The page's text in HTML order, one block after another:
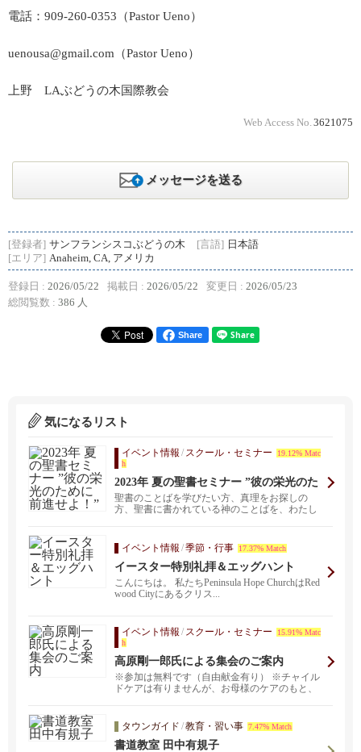
電話：909-260-0353（Pastor Ueno）
uenousa@gmail.com（Pastor Ueno）
上野 LAぶどうの木国際教会
Web Access No. 3621075
メッセージを送る
[登録者] サンフランシスコぶどうの木 [言語] 日本語
[エリア] Anaheim, CA, アメリカ
登録日 : 2026/05/22 掲載日 : 2026/05/22 変更日 : 2026/05/23
総閲覧数 : 386 人
Share
気になるリスト
イベント情報 / スクール・セミナー
19.12% Matc
h
2023年 夏の聖書セミナー ”彼の栄光のた
めに前進せよ！”
聖書のことばを学びたい方、真理をお探しの
方、聖書に書かれている神のことばを、わたし
イベント情報 /季節・行事 17.37% Match
イースター特別礼拝＆エッグハント
こんにちは。 私たちPeninsula Hope ChurchはRed
wood Cityにあるクリス...
イベント情報 / スクール・セミナー
15.91% Matc
h
高原剛一郎氏による集会のご案内
※参加は無料です（自由献金有り） ※チャイル
ドケアは有りませんが、お母様のケアのもと、
タウンガイド /教育・習い事 7.47% Match
書道教室 田中有規子